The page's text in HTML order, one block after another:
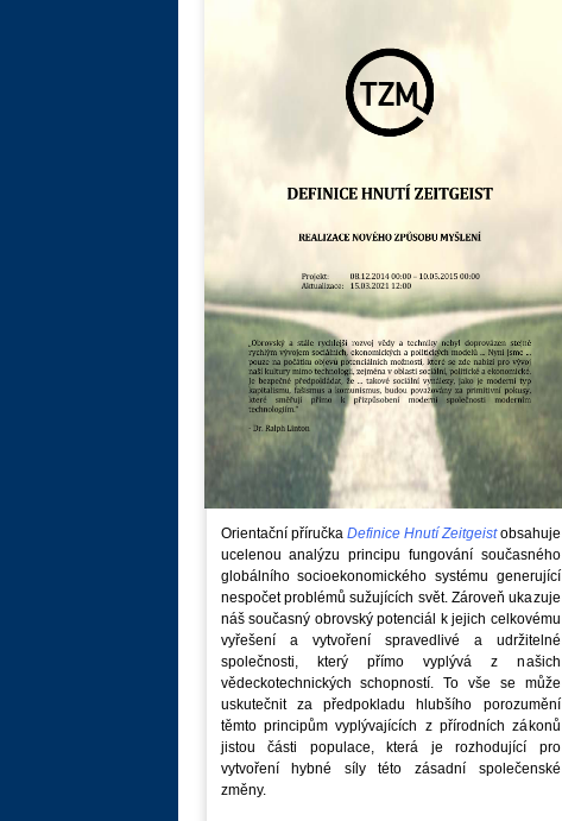
Orientační příručka Definice Hnutí Zeitgeistobsahuje
ucelenou analýzu principu fungování současného
globálního socioekonomického systému generující
nespočet problémů sužujících svět. Zároveň ukazuje
náš současný obrovský potenciál k jejich celkovému
vyřešení a vytvoření spravedlivé a udržitelné
společnosti, který přímo vyplývá z našich
vědeckotechnických schopností. To vše se může
uskutečnit za předpokladu hlubšího porozumění
těmto principům vyplývajících z přírodních zákonů
jistou části populace, která je rozhodující pro
vytvoření hybné síly této zásadní společenské
změny.